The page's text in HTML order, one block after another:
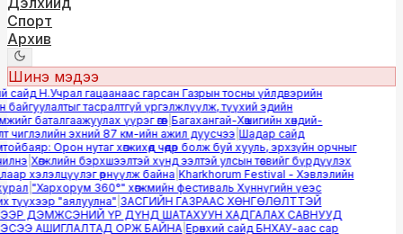
Спорт
Архив
Шинэ мэдээ
сайд Н.Учрал гацаанаас гарсан Газрын тосны үйлдвэрийн
тасралтгүй үргэлжлүүлж, түүхий эдийн
баталгаажуулах үүрэг өгөв|Багахангай-Хөшигийн хөндий-
эхний 87 км-ийн ажил дуусчээ|Шадар сайд
Орон нутаг хөгжихөд чөдөр болж буй хууль, эрхзүйн орчныг
|Хөгжлийн бэрхшээлтэй хүнд ээлтэй улсын төсвийг бүрдүүлэх
хэлэлцүүлэг өрнүүлж байна|Kharkhorum Festival - Хэвлэлийн
|"Хархорум 360°" хөгжмийн фестиваль Хүннүгийн үеэс
"аялуулна"|ЗАСГИЙН ГАЗРААС ХӨНГӨЛӨЛТТЭЙ
ДЭМЖСЭНИЙ ҮР ДҮНД ШАТАХУУН ХАДГАЛАХ САВНУУД
АШИГЛАЛТАД ОРЖ БАЙНА|Ерөнхий сайд БНХАУ-аас сар